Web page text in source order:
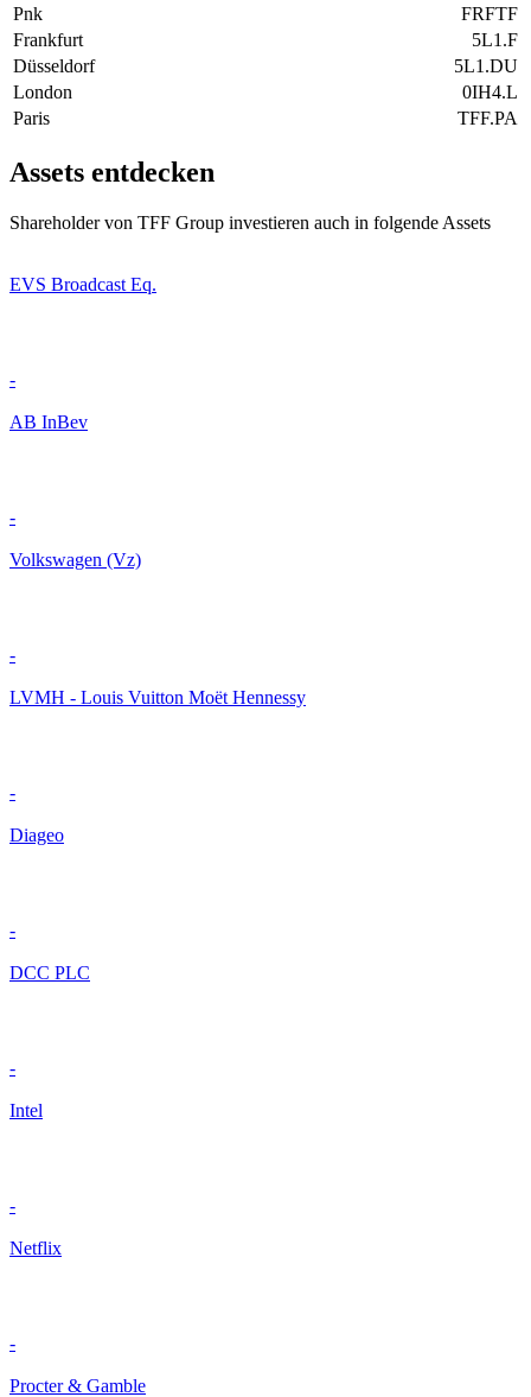
Pnk
FRFTF
Frankfurt
5L1.F
Düsseldorf
5L1.DU
London
0IH4.L
Paris
TFF.PA
Assets entdecken
Shareholder von TFF Group investieren auch in folgende Assets
EVS Broadcast Eq.
-
AB InBev
-
Volkswagen (Vz)
-
LVMH - Louis Vuitton Moët Hennessy
-
Diageo
-
DCC PLC
-
Intel
-
Netflix
-
Procter & Gamble